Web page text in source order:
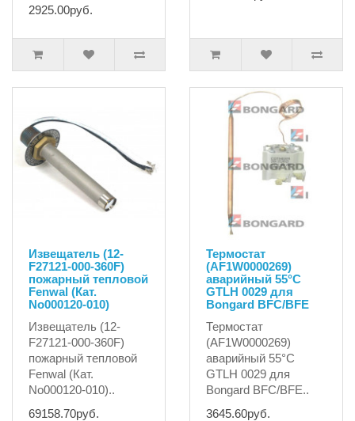
2925.00руб.
Извещатель (12-
F27121-000-360F)
пожарный тепловой
Fenwal (Кат.
No000120-010)
Извещатель (12-
F27121-000-360F)
пожарный тепловой
Fenwal (Кат.
No000120-010)..
69158.70руб.
Термостат
(AF1W0000269)
аварийный 55°C
GTLH 0029 для
Bongard BFC/BFE
Термостат
(AF1W0000269)
аварийный 55°C
GTLH 0029 для
Bongard BFC/BFE..
3645.60руб.